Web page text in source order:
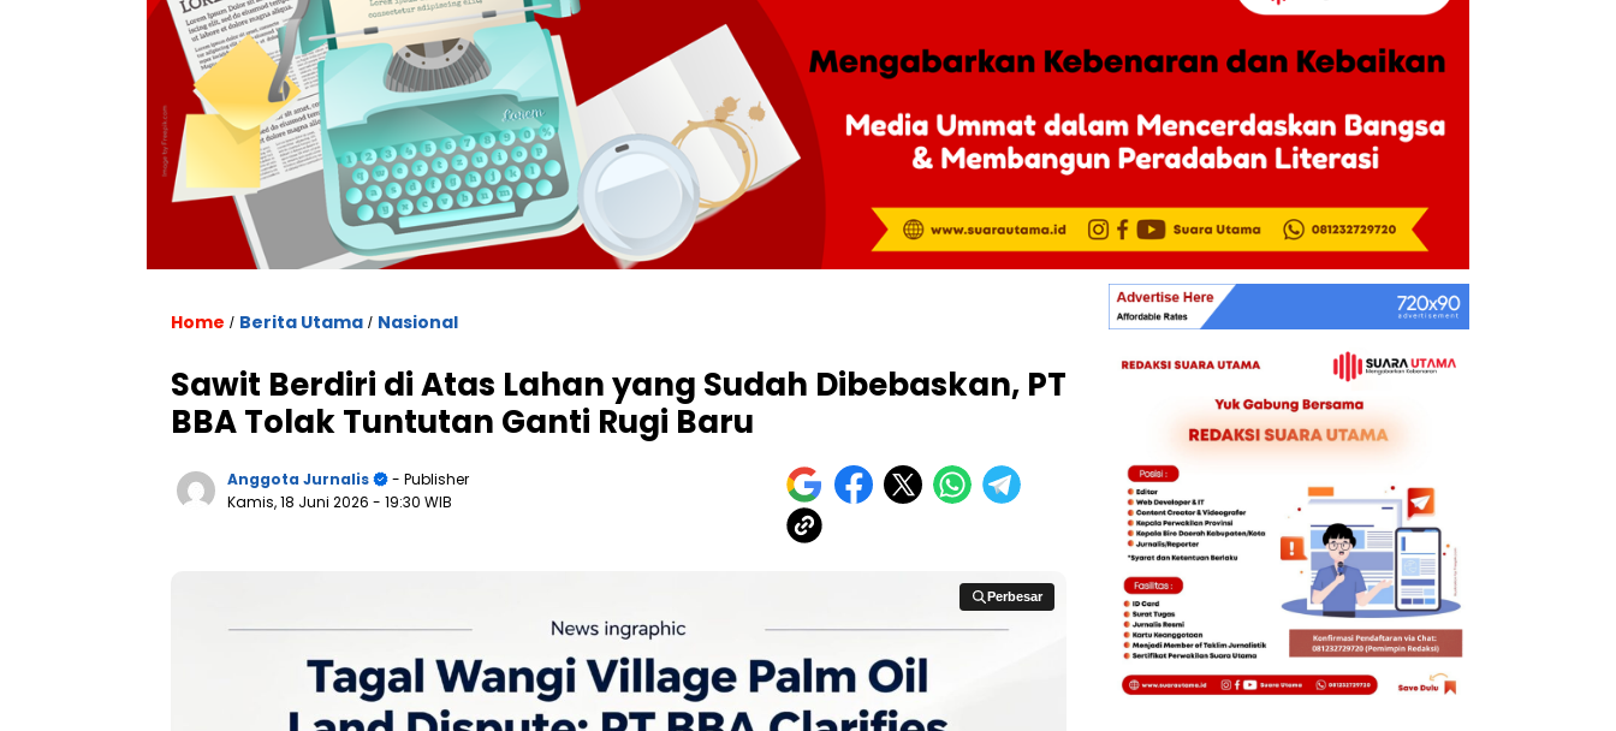
Home / Berita Utama / Nasional
Sawit Berdiri di Atas Lahan yang Sudah Dibebaskan, PT
BBA Tolak Tuntutan Ganti Rugi Baru
Anggota Jurnalis
- Publisher
Kamis, 18 Juni 2026 - 19:30 WIB
Perbesar
Perbesar